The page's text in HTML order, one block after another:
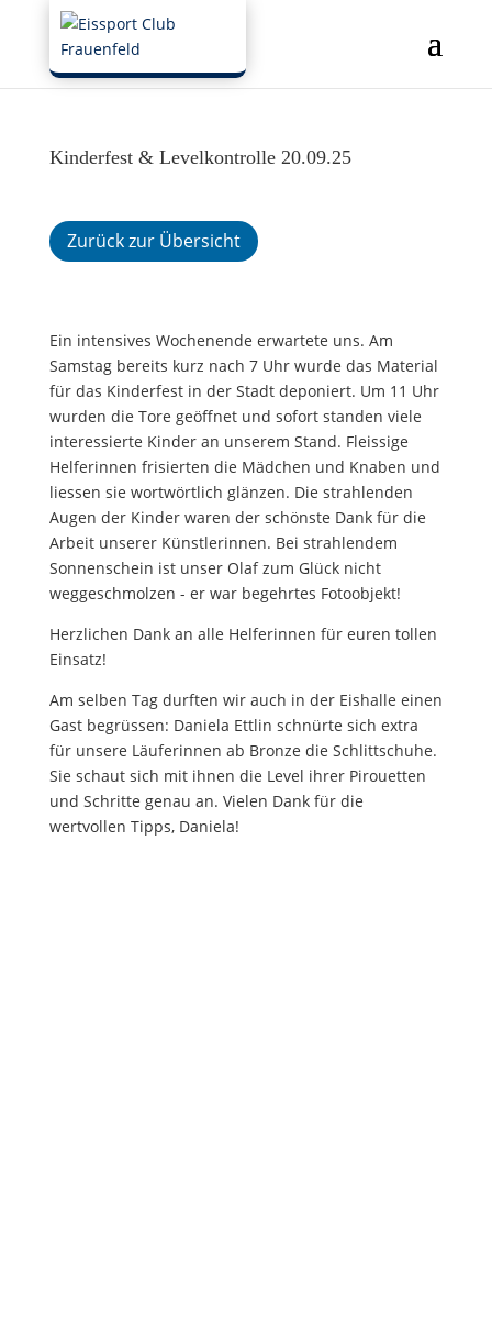
Kinderfest & Levelkontrolle 20.09.25
Zurück zur Übersicht
Ein intensives Wochenende erwartete uns. Am
Samstag bereits kurz nach 7 Uhr wurde das Material
für das Kinderfest in der Stadt deponiert. Um 11 Uhr
wurden die Tore geöffnet und sofort standen viele
interessierte Kinder an unserem Stand. Fleissige
Helferinnen frisierten die Mädchen und Knaben und
liessen sie wortwörtlich glänzen. Die strahlenden
Augen der Kinder waren der schönste Dank für die
Arbeit unserer Künstlerinnen. Bei strahlendem
Sonnenschein ist unser Olaf zum Glück nicht
weggeschmolzen - er war begehrtes Fotoobjekt!
Herzlichen Dank an alle Helferinnen für euren tollen
Einsatz!
Am selben Tag durften wir auch in der Eishalle einen
Gast begrüssen: Daniela Ettlin schnürte sich extra
für unsere Läuferinnen ab Bronze die Schlittschuhe.
Sie schaut sich mit ihnen die Level ihrer Pirouetten
und Schritte genau an. Vielen Dank für die
wertvollen Tipps, Daniela!